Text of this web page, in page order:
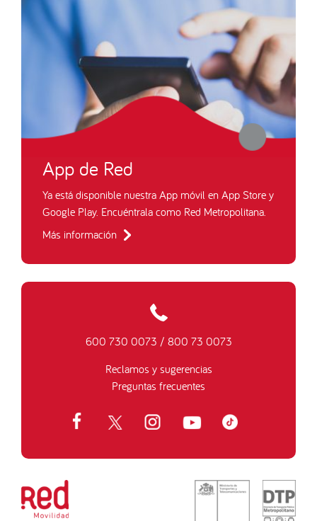
App de Red
Ya está disponible nuestra App móvil en App Store y
Google Play. Encuéntrala como Red Metropolitana.
Más información
600 730 0073 / 800 73 0073
Reclamos y sugerencias
Preguntas frecuentes